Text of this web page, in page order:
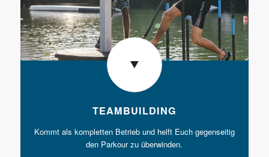
TEAMBUILDING
Kommt als kompletten Betrieb und helft Euch gegenseitig
den Parkour zu überwinden.